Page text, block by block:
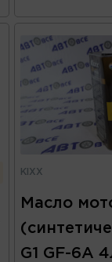
KIXX
Масло
G1 GF-6A